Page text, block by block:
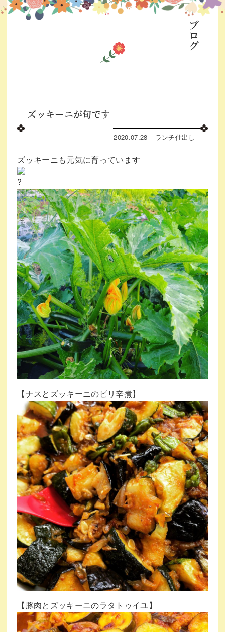
ブログ
ズッキーニが旬です
2020.07.28 ランチ仕出し
ズッキーニも元気に育っています
【ナスとズッキーニのピリ辛煮】
【豚肉とズッキーニのラタトゥイユ】